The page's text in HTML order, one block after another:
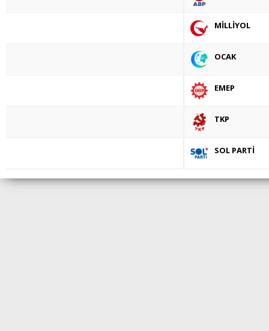
MİLLİYOL
OCAK
EMEP
TKP
SOL PARTİ